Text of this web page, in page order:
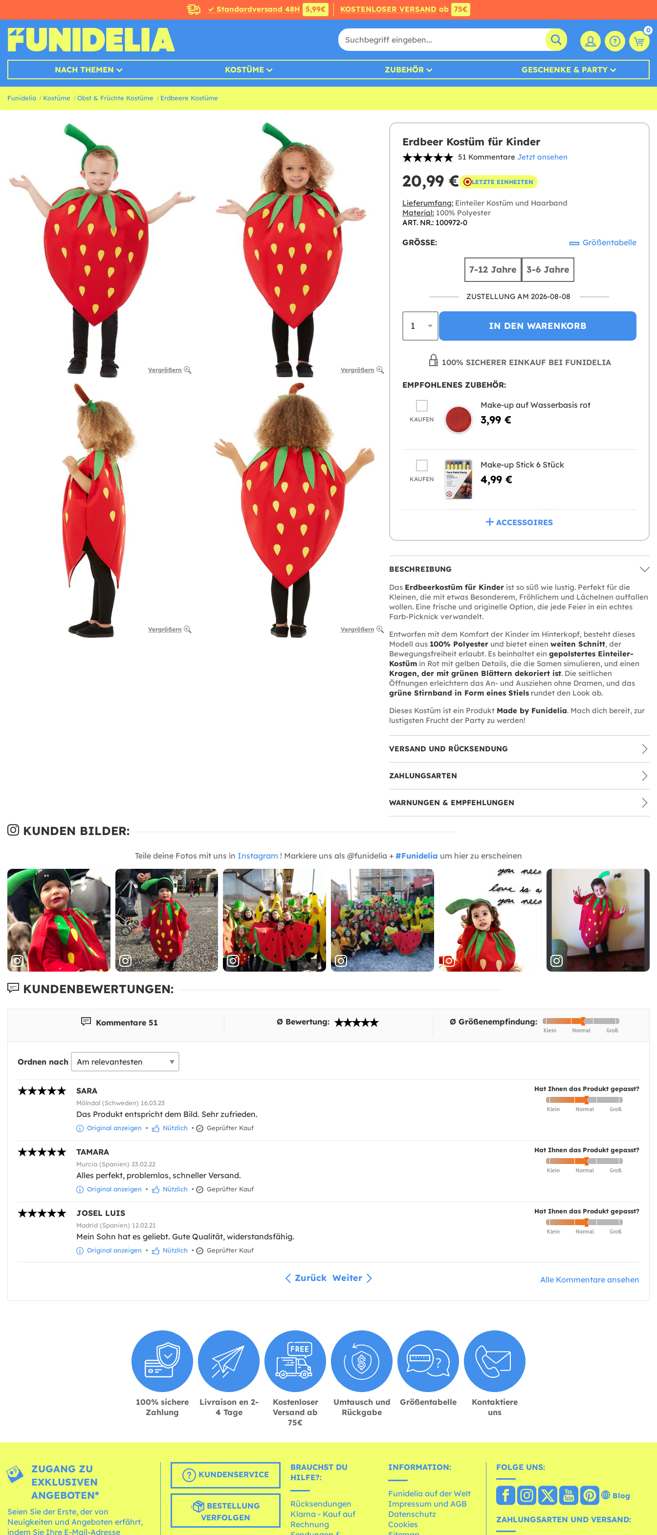
✓ Standardversand 48H 5,99€ KOSTENLOSER VERSAND ab 75€
0
NACH THEMEN KOSTÜME ZUBEHÖR GESCHENKE & PARTY
Funidelia Kostüme Obst & Früchte Kostüme Erdbeere Kostüme
Vergrößern Vergrößern
Vergrößern Vergrößern
Erdbeer Kostüm für Kinder
51 Kommentare Jetzt ansehen
20,99 € LETZTE EINHEITEN
Lieferumfang:Einteiler Kostüm und Haarband
Material:100% Polyester
ART. NR.: 100972-0
GRÖSSE: Größentabelle
7-12 Jahre 3-6 Jahre
ZUSTELLUNG AM 2026-08-08
IN DEN WARENKORB
100% SICHERER EINKAUF BEI FUNIDELIA
EMPFOHLENES ZUBEHÖR:
KAUFEN
Make-up auf Wasserbasis rot
3,99 €
KAUFEN
Make-up Stick 6 Stück
4,99 €
ACCESSOIRES
BESCHREIBUNG
Das Erdbeerkostüm für Kinderist so süß wie lustig. Perfekt für die
Kleinen, die mit etwas Besonderem, Fröhlichem und Lächelnen auffallen
wollen. Eine frische und originelle Option, die jede Feier in ein echtes
Farb-Picknick verwandelt.
Entworfen mit dem Komfort der Kinder im Hinterkopf, besteht dieses
Modell aus 100% Polyesterund bietet einen weiten Schnitt, der
Bewegungsfreiheit erlaubt. Es beinhaltet ein gepolstertes Einteiler-
Kostümin Rot mit gelben Details, die die Samen simulieren, und einen
Kragen, der mit grünen Blättern dekoriert ist. Die seitlichen
Öffnungen erleichtern das An- und Ausziehen ohne Dramen, und das
grüne Stirnband in Form eines Stielsrundet den Look ab.
Dieses Kostüm ist ein Produkt Made by Funidelia. Mach dich bereit, zur
lustigsten Frucht der Party zu werden!
VERSAND UND RÜCKSENDUNG
ZAHLUNGSARTEN
WARNUNGEN & EMPFEHLUNGEN
KUNDEN BILDER:
Teile deine Fotos mit uns in Instagram ! Markiere uns als @funidelia + #Funidelia um hier zu erscheinen
KUNDENBEWERTUNGEN:
Kommentare 51 Ø Bewertung: Ø Größenempfindung:
Ordnen nach
Hat Ihnen das Produkt gepasst?
SARA
Mölndal (Schweden) 16.03.23
Das Produkt entspricht dem Bild. Sehr zufrieden.
Original anzeigen • Nützlich • Geprüfter Kauf
Hat Ihnen das Produkt gepasst?
TAMARA
Murcia (Spanien) 23.02.22
Alles perfekt, problemlos, schneller Versand.
Original anzeigen • Nützlich • Geprüfter Kauf
Hat Ihnen das Produkt gepasst?
JOSEL LUIS
Madrid (Spanien) 12.02.21
Mein Sohn hat es geliebt. Gute Qualität, widerstandsfähig.
Original anzeigen • Nützlich • Geprüfter Kauf
Zurück Weiter Alle Kommentare ansehen
100% sichere
Zahlung
Livraison en 2-
4 Tage
Kostenloser
Versand ab
75€
Umtausch und
Rückgabe
Größentabelle
Kontaktiere
uns
ZUGANG ZU
EXKLUSIVEN
ANGEBOTEN*
Seien Sie der Erste, der von
Neuigkeiten und Angeboten erfährt,
indem Sie Ihre E-Mail-Adresse
KUNDENSERVICE
BESTELLUNG
VERFOLGEN
BRAUCHST DU
HILFE?:
Rücksendungen
Klarna - Kauf auf
Rechnung
INFORMATION:
Funidelia auf der Welt
Impressum und AGB
Datenschutz
Cookies
FOLGE UNS:
Blog
ZAHLUNGSARTEN UND VERSAND: